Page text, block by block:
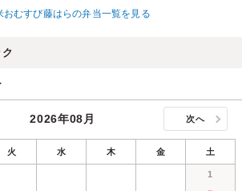
おむすび藤はらの弁当一覧を見る
2026年08月 次へ
火 水 木 金 土
1